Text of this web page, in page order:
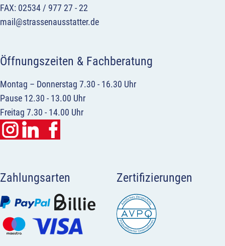
FAX: 02534 / 977 27 - 22
mail@strassenausstatter.de
Öffnungszeiten & Fachberatung
Montag – Donnerstag 7.30 - 16.30 Uhr
Pause 12.30 - 13.00 Uhr
Freitag 7.30 - 14.00 Uhr
Zahlungsarten Zertifizierungen